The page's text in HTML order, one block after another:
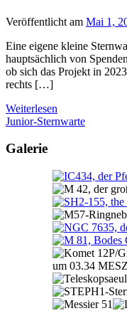
Veröffentlicht am Mai 1,
Eine eigene kleine
hauptsächlich von
ob sich das Projekt in
rechts […]
Weiterlesen
Junior-Sternwarte
Galerie